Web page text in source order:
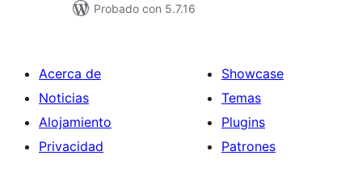
Probado con 5.7.16
Acerca de
Noticias
Alojamiento
Privacidad
Showcase
Temas
Plugins
Patrones